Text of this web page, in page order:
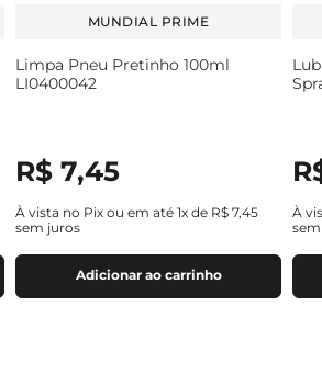
MUNDIAL PRIME
Limpa Pneu Pretinho 100ml
LI0400042
R$ 7,45
À vista no Pix ou em até 1x de R$ 7,45
sem juros
Adicionar ao carrinho
À